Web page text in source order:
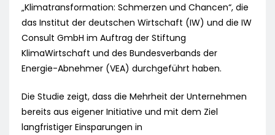
„Klimatransformation: Schmerzen und Chancen“, die
das Institut der deutschen Wirtschaft (IW) und die IW
Consult GmbH im Auftrag der Stiftung
KlimaWirtschaft und des Bundesverbands der
Energie-Abnehmer (VEA) durchgeführt haben.
Die Studie zeigt, dass die Mehrheit der Unternehmen
bereits aus eigener Initiative und mit dem Ziel
langfristiger Einsparungen in